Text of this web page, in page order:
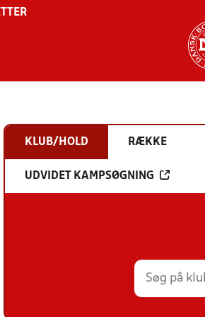
KLUB/HOLD RÆKKE
UDVIDET KAMPSØGNING